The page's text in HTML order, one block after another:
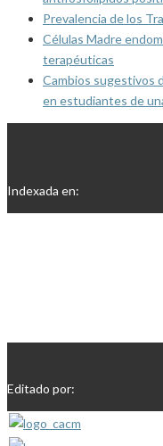
Prevalencia de los
Células Madre
terapéuticas
Cambios sugestivos
en estudiantes de
Indexada en:
Editado por: